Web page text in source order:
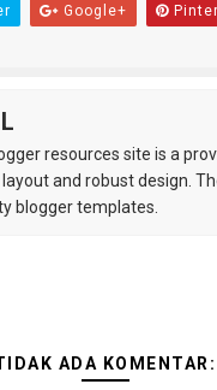
Google+
resources site is a
and robust design.
blogger templates.
ADA KOMENTAR: